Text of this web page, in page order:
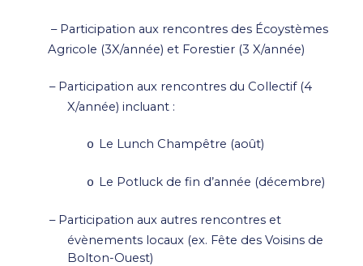
– Participation aux rencontres des Écoystèmes
Agricole (3X/année) et Forestier (3 X/année)
– Participation aux rencontres du Collectif (4
X/année) incluant :
o Le Lunch Champêtre (août)
o Le Potluck de fin d’année (décembre)
– Participation aux autres rencontres et
évènements locaux (ex. Fête des Voisins de
Bolton-Ouest)